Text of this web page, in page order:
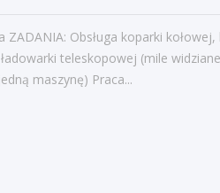
Zabezpieczanie
ewentualnymi
Utrzymywanie
ZADANIA: Obsługa koparki
teleskopowej (mile
maszynę) Praca...